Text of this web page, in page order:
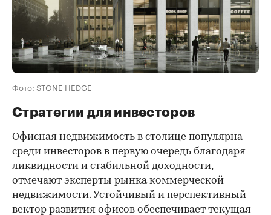
Фото: STONE HEDGE
Стратегии для инвесторов
Офисная недвижимость в столице популярна
среди инвесторов в первую очередь благодаря
ликвидности и стабильной доходности,
отмечают эксперты рынка коммерческой
недвижимости. Устойчивый и перспективный
вектор развития офисов обеспечивает текущая